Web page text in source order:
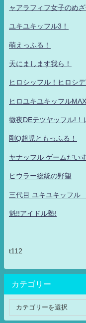
ャアラフィフ女子のめ
ユキユキッフル3！
萌えっふる！
天にまします我ら！
ヒロシッフル！ヒロシ
ヒロユキユキッフル
徹夜DEテツヤッフル!！
剛Q超児ともっふる！
ヤナッフル ゲームだい
ヒウラー総統の野望
三代目 ユキユキッフル
魁!!アイドル塾!
t112
カテゴリー